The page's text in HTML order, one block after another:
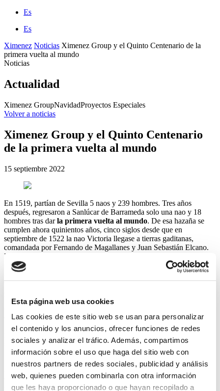
Esta página web usa cookies
Las cookies de este sitio web se usan para personalizar
el contenido y los anuncios, ofrecer funciones de redes
sociales y analizar el tráfico. Además, compartimos
información sobre el uso que haga del sitio web con
nuestros partners de redes sociales, publicidad y análisis
web, quienes pueden combinarla con otra información
que les haya proporcionado o que hayan recopilado a
Es
Es
Ximenez Noticias Ximenez Group y el Quinto Centenario de la
primera vuelta al mundo
Noticias
Actualidad
Ximenez GroupNavidadProyectos Especiales
Volver a noticias
Ximenez Group y el Quinto Centenario
de la primera vuelta al mundo
15 septiembre 2022
En 1519, partían de Sevilla 5 naos y 239 hombres. Tres años
después, regresaron a Sanlúcar de Barrameda solo una nao y 18
hombres tras darla primera vuelta al mundo. De esa hazaña se
cumplen ahora quinientos años, cinco siglos desde que en
septiembre de 1522 la nao Victoria llegase a tierras gaditanas,
comandada por Fernando de Magallanes y Juan Sebastián Elcano.
Desde entonces, el mundo no sería el mismo.
Este mes de septiembre se conmemora así el
quinto centenariode
esta aventura, con múltiples celebraciones y actos.¿Sabías que en
homenajea la primera vuelta al mundo?
de nuestra fábrica salió el pasado año un árbol que homenajea el
quinto centenario de esta increible hazaña de Magallanes y Elcano.
Este árbol repleto de luces y colores representa unacarta de
navegación con todas las paradas que hizo la expedición
su aventura, hasta completas la vuelta al mundo.
Diseño del prestigioso arquitecto
Sergio Sebastián y fabricado e
instalado por los profesionales de Ximenez Group, en 2021 se ubicó
en Madrid, más concretamente en la plaza de Santa Cruz de la
capital, y fue uno de los principales atractivos de la iluminación